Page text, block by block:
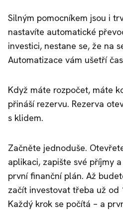
Silným pomocníkem jsou i
nastavíte automatické
investici, nestane se, že na
Automatizace vám ušetří
Když máte rozpočet, máte
přináší rezervu. Rezerva
s klidem.
Začněte jednoduše.
aplikaci, zapište své příjmy
první finanční plán. Až
začít investovat třeba už od
Každý krok se počítá – a